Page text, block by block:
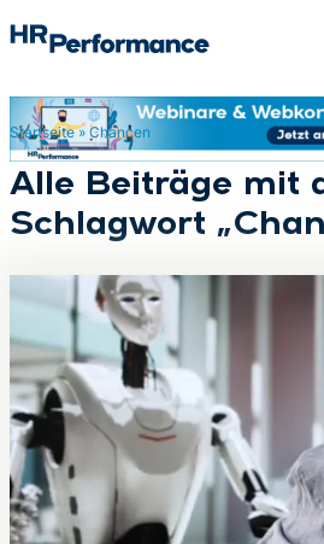
Suchen
Startseite» Chancen
Alle Beiträge mit
Schlagwort